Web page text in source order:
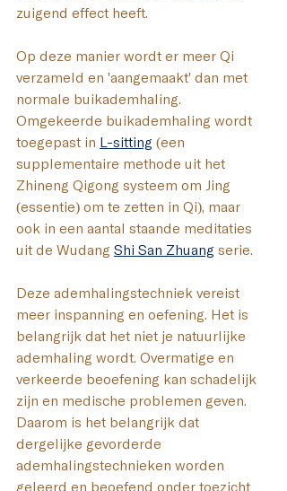
zuigend effect heeft.
Op deze manier wordt er meer Qi
verzameld en 'aangemaakt' dan met
normale buikademhaling.
Omgekeerde buikademhaling wordt
toegepast in L-sitting (een
supplementaire methode uit het
Zhineng Qigong systeem om Jing
(essentie) om te zetten in Qi), maar
ook in een aantal staande meditaties
uit de Wudang Shi San Zhuang serie.
Deze ademhalingstechniek vereist
meer inspanning en oefening. Het is
belangrijk dat het niet je natuurlijke
ademhaling wordt. Overmatige en
verkeerde beoefening kan schadelijk
zijn en medische problemen geven.
Daarom is het belangrijk dat
dergelijke gevorderde
ademhalingstechnieken worden
geleerd en beoefend onder toezicht